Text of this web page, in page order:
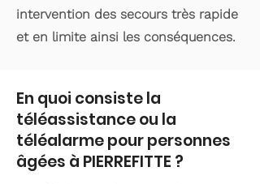
intervention des secours très rapide
et en limite ainsi les conséquences.
En quoi consiste la
téléassistance ou la
téléalarme pour personnes
âgées à PIERREFITTE ?